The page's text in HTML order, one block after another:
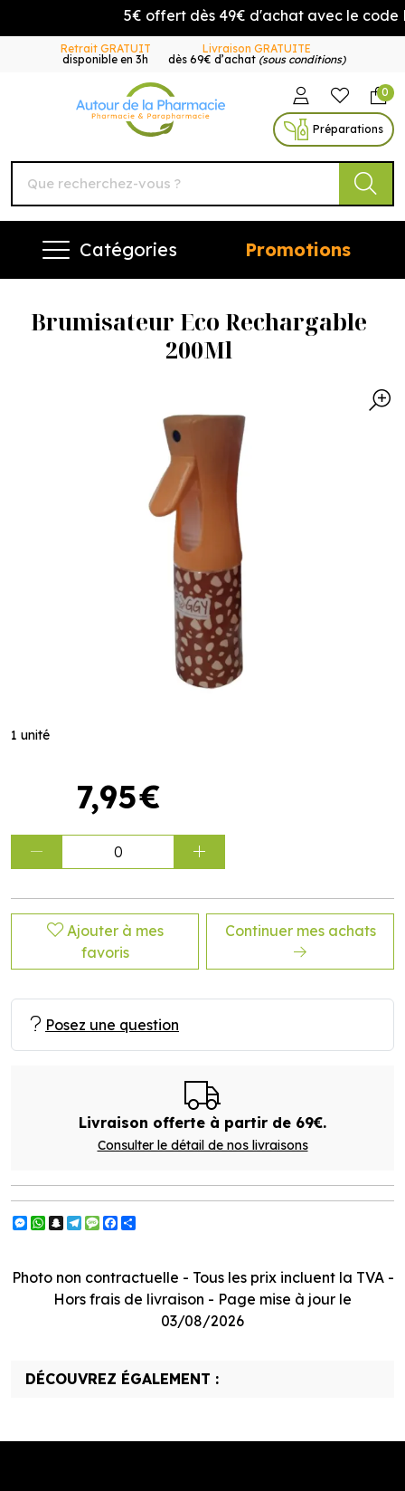
5€ offert dès 49€ d'achat avec le code
Retrait GRATUIT
disponible en 3h
Livraison GRATUITE
dès 69€ d’achat (sous conditions)
Autour de la Pharmacie
0
Préparations
Catégories Promotions
Brumisateur Eco Rechargable
200Ml
1 unité
7,95€
0
Ajouter à mes
favoris
Continuer mes achats
Posez une question
Livraison offerte à partir de 69€.
Consulter le détail de nos livraisons
Messenger
WhatsApp
Snapchat
Telegram
Message
Facebook
Photo non contractuelle - Tous les prix incluent la TVA -
Hors frais de livraison - Page mise à jour le
03/08/2026
DÉCOUVREZ ÉGALEMENT :